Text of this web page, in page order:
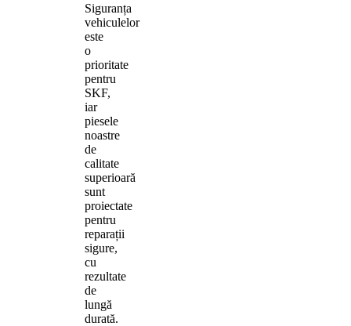
Siguranța
vehiculelor
este
o
prioritate
pentru
SKF,
iar
piesele
noastre
de
calitate
superioară
sunt
proiectate
pentru
reparații
sigure,
cu
rezultate
de
lungă
durată.